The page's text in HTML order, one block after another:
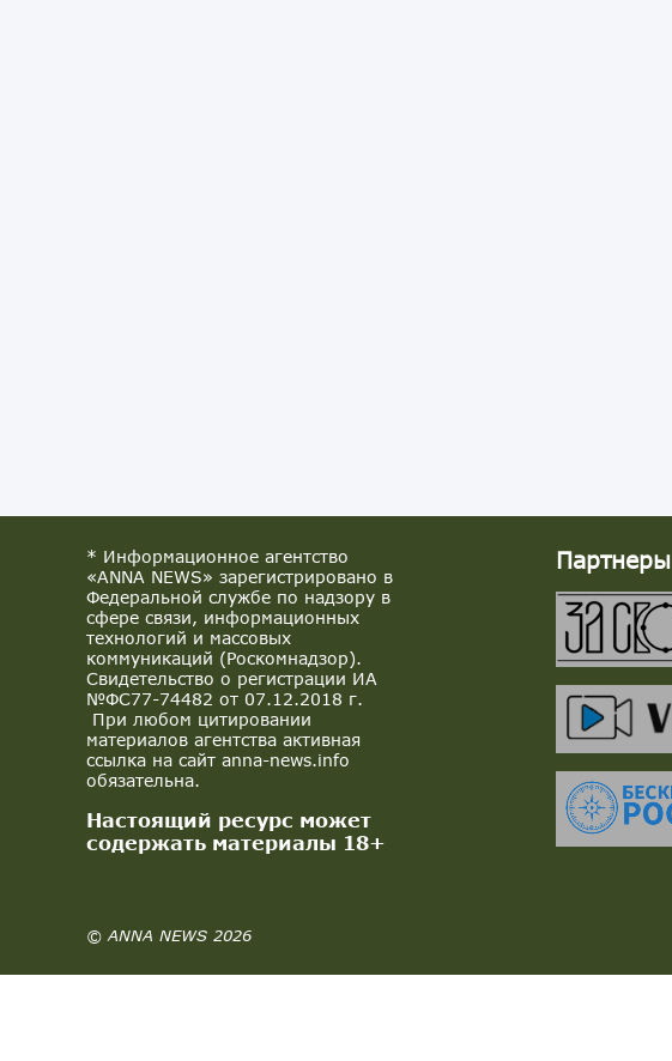
* Информационное агентство
«ANNA NEWS» зарегистрировано в
Федеральной службе по надзору в
сфере связи, информационных
технологий и массовых
коммуникаций (Роскомнадзор).
Свидетельство о регистрации ИА
№ФС77-74482 от 07.12.2018 г.
При любом цитировании
материалов агентства активная
ссылка на сайт anna-news.info
обязательна.
Настоящий ресурс может
содержать материалы 18+
© ANNA NEWS 2026
Партнеры